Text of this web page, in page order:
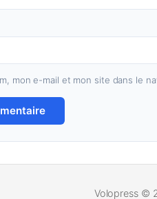
mon e-mail et mon site dans le
Volopress ©